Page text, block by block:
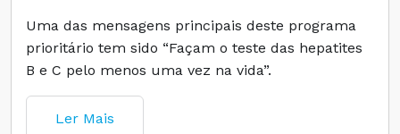
Uma das mensagens principais deste programa
prioritário tem sido “Façam o teste das hepatites
B e C pelo menos uma vez na vida”.
Ler Mais